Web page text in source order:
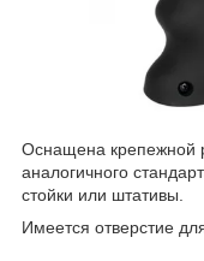
Оснащена крепежной
аналогичного
стойки или штативы.
Имеется отверстие